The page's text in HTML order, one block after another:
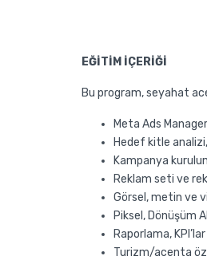
EĞİTİM İÇERİĞİ
Bu program, seyahat
Meta Ads
Hedef kitle
Kampanya
Reklam seti ve
Görsel, metin ve
Piksel, Dönüşüm
Raporlama,
Turizm/acenta